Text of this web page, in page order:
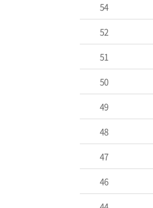
54
52
51
50
49
48
47
46